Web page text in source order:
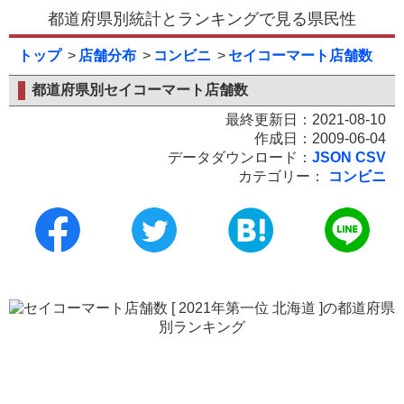
都道府県別統計とランキングで見る県民性
トップ 店舗分布 コンビニ セイコーマート店舗数
都道府県別セイコーマート店舗数
最終更新日：2021-08-10
作成日：2009-06-04
データダウンロード： JSON CSV
カテゴリー：
コンビニ